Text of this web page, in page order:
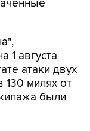
атаки двух
милях от
были